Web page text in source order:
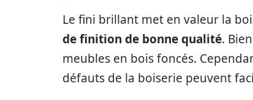
Le fini brillant met en valeur la
de finition de bonne qualité.
meubles en bois foncés.
défauts de la boiserie peuvent